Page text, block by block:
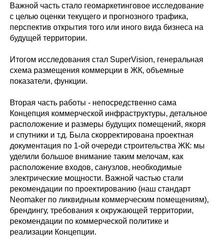
Важной часть стало геомаркетинговое исследование
с целью оценки текущего и прогнозного трафика,
перспектив открытия того или иного вида бизнеса на
будущей территории.
Итогом исследования стал SuperVision, генеральная
схема размещения коммерции в ЖК, объемные
показатели, функции.
Вторая часть работы - непосредственно сама
Концепция коммерческой инфраструктуры, детальное
расположение и размеры будущих помещений, якоря
и спутники и т.д. Была скорректирована проектная
документация по 1-ой очереди строительства ЖК: мы
уделили большое внимание таким мелочам, как
расположение входов, санузлов, необходимые
электрические мощности. Важной частью стали
рекомендации по проектированию (наш стандарт
Neomaker по ликвидным коммерческим помещениям),
брендингу, требования к окружающей территории,
рекомендации по коммерческой политике и
реализации Концепции.